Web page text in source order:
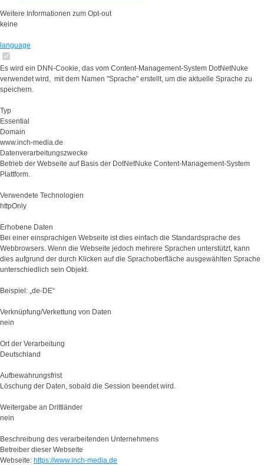
Weitere Informationen zum Opt-out
keine
language
Es wird ein DNN-Cookie, das vom Content-Management-System DotNetNuke
verwendet wird, mit dem Namen "Sprache" erstellt, um die aktuelle Sprache zu
speichern.
Typ
Essential
Domain
www.inch-media.de
Datenverarbeitungszwecke
Betrieb der Webseite auf Basis der DotNetNuke Content-Management-System
Plattform.
Verwendete Technologien
httpOnly
Erhobene Daten
Bei einer einsprachigen Webseite ist dies einfach die Standardsprache des
Webbrowsers. Wenn die Webseite jedoch mehrere Sprachen unterstützt, kann
dies aufgrund der durch Klicken auf die Sprachoberfläche ausgewählten Sprache
unterschiedlich sein Objekt.
Beispiel: „de-DE“
Verknüpfung/Verkettung von Daten
nein
Ort der Verarbeitung
Deutschland
Aufbewahrungsfrist
Löschung der Daten, sobald die Session beendet wird.
Weitergabe an Drittländer
nein
Beschreibung des verarbeitenden Unternehmens
Betreiber dieser Webseite
Webseite: https://www.inch-media.de